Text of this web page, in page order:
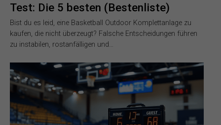
Test: Die 5 besten (Bestenliste)
Bist du es leid, eine Basketball Outdoor Komplettanlage zu
kaufen, die nicht überzeugt? Falsche Entscheidungen führen
zu instabilen, rostanfälligen und…